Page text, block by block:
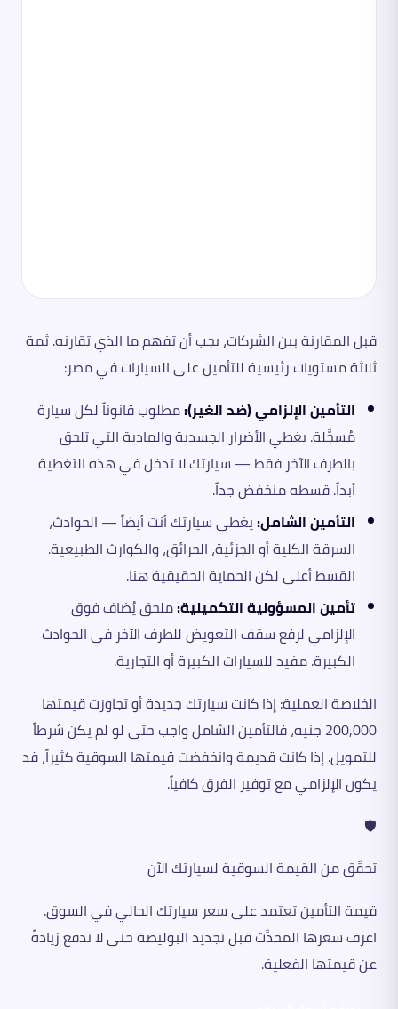
قبل المقارنة بين الشركات، يجب أن تفهم ما الذي تقارنه. ثمة
ثلاثة مستويات رئيسية للتأمين على السيارات في مصر:
التأمين الإلزامي (ضد الغير):مطلوب قانوناً لكل سيارة
مُسجَّلة. يغطي الأضرار الجسدية والمادية التي تلحق
بالطرف الآخر فقط — سيارتك لا تدخل في هذه التغطية
أبداً. قسطه منخفض جداً.
التأمين الشامل:يغطي سيارتك أنت أيضاً — الحوادث،
السرقة الكلية أو الجزئية، الحرائق، والكوارث الطبيعية.
القسط أعلى لكن الحماية الحقيقية هنا.
تأمين المسؤولية التكميلية:ملحق يُضاف فوق
الإلزامي لرفع سقف التعويض للطرف الآخر في الحوادث
الكبيرة. مفيد للسيارات الكبيرة أو التجارية.
الخلاصة العملية: إذا كانت سيارتك جديدة أو تجاوزت قيمتها
200,000 جنيه، فالتأمين الشامل واجب حتى لو لم يكن شرطاً
للتمويل. إذا كانت قديمة وانخفضت قيمتها السوقية كثيراً، قد
يكون الإلزامي مع توفير الفرق كافياً.
🛡️
تحقّق من القيمة السوقية لسيارتك الآن
قيمة التأمين تعتمد على سعر سيارتك الحالي في السوق.
اعرف سعرها المحدَّث قبل تجديد البوليصة حتى لا تدفع زيادةً
عن قيمتها الفعلية.